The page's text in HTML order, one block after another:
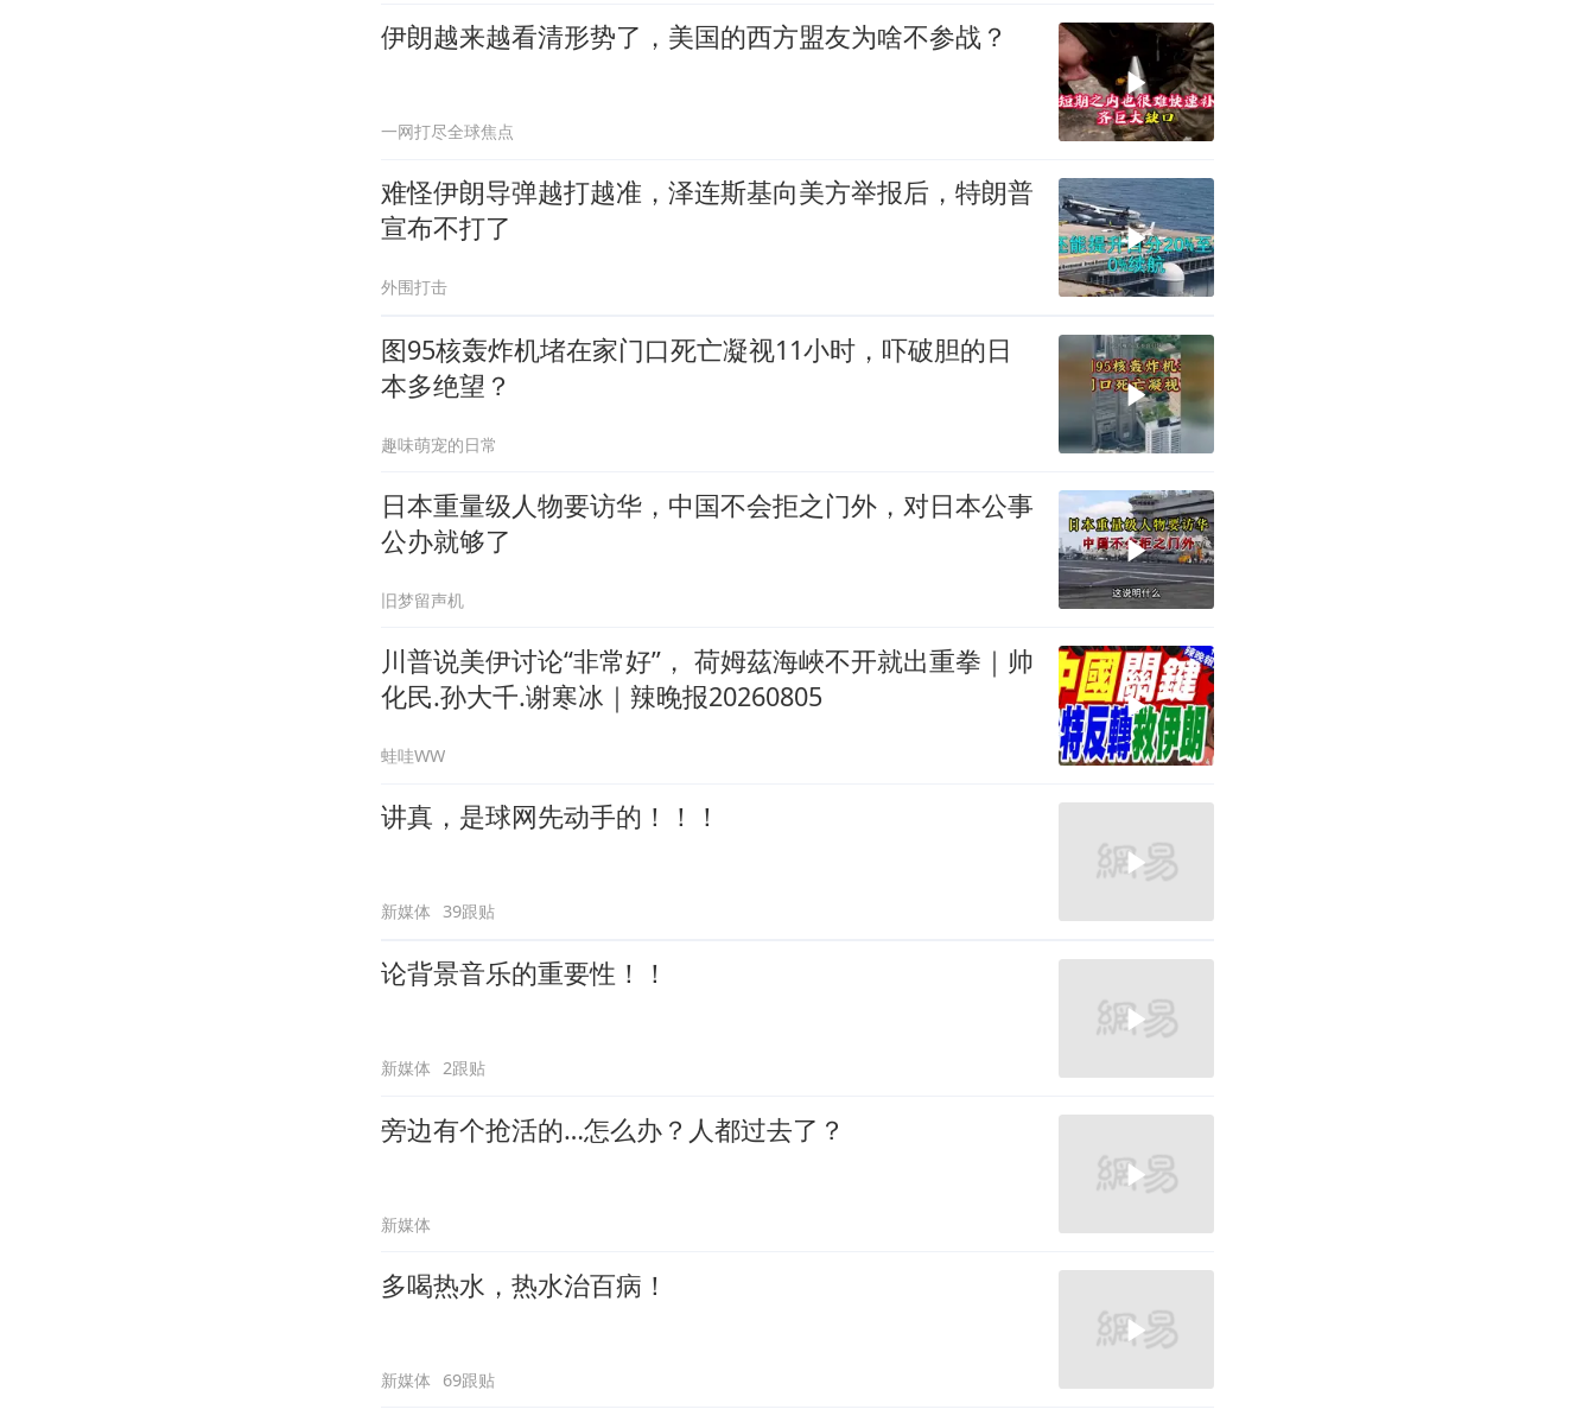
伊朗越来越看清形势了，美国的西方盟友为啥不参战？
一网打尽全球焦点
难怪伊朗导弹越打越准，泽连斯基向美方举报后，特朗普
宣布不打了
外围打击
图95核轰炸机堵在家门口死亡凝视11小时，吓破胆的日
本多绝望？
趣味萌宠的日常
日本重量级人物要访华，中国不会拒之门外，对日本公事
公办就够了
旧梦留声机
川普说美伊讨论“非常好”， 荷姆茲海峽不开就出重拳｜帅
化民.孙大千.谢寒冰｜辣晚报20260805
蛙哇WW
讲真，是球网先动手的！！！
新媒体 39跟贴
论背景音乐的重要性！！
新媒体 2跟贴
旁边有个抢活的…怎么办？人都过去了？
新媒体
多喝热水，热水治百病！
新媒体 69跟贴